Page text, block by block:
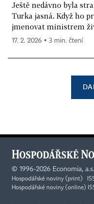
Ještě nedávno byla
Turka jasná. Když ho
jmenovat ministrem
17. 2. 2026 ▪ 3 min. čtení
© 1996-2026 Economia, a.s.
Hospodářské noviny (print)
Hospodářské noviny (online)